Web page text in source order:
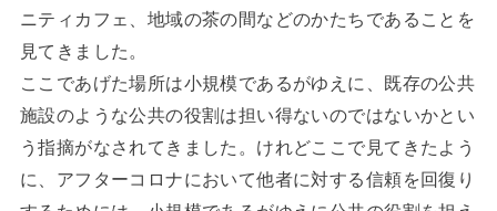
ニティカフェ、地域の茶の間などのかたちであることを
見てきました。
ここであげた場所は小規模であるがゆえに、既存の公共
施設のような公共の役割は担い得ないのではないかとい
う指摘がなされてきました。けれどここで見てきたよう
に、アフターコロナにおいて他者に対する信頼を回復り